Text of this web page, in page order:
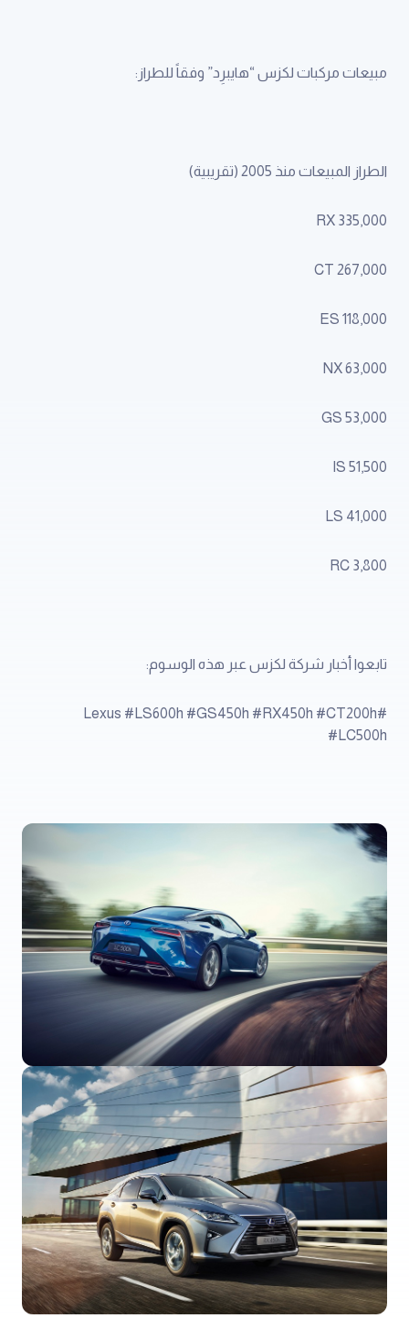
مبيعات مركبات لكزس “هايبرِد” وفقاً للطراز:
الطراز المبيعات منذ 2005 (تقريبية)
RX 335,000
CT 267,000
ES 118,000
NX 63,000
GS 53,000
IS 51,500
LS 41,000
RC 3,800
تابعوا أخبار شركة لكزس عبر هذه الوسوم:
#Lexus #LS600h #GS450h #RX450h #CT200h
#LC500h